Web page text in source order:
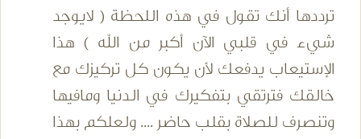
ترددها أنك تقول في هذه اللحظة ( لايوجد
شيء في قلبي الآن أكبر من الله ) هذا
الإستيعاب يدفعك لأن يكون كل تركيزك مع
خالقك فترتقي بتفكيرك في الدنيا ومافيها
وتنصرف للصلاة بقلب حاضر .... ولعلكم بهذا